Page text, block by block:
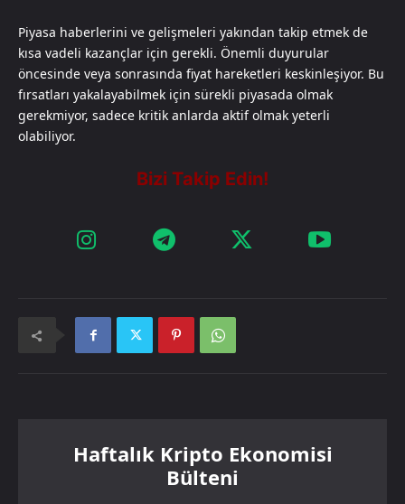
Piyasa haberlerini ve gelişmeleri yakından takip etmek de
kısa vadeli kazançlar için gerekli. Önemli duyurular
öncesinde veya sonrasında fiyat hareketleri keskinleşiyor. Bu
fırsatları yakalayabilmek için sürekli piyasada olmak
gerekmiyor, sadece kritik anlarda aktif olmak yeterli
olabiliyor.​​​​​​​​​​​​​​​​
Haftalık Kripto Ekonomisi
Bülteni